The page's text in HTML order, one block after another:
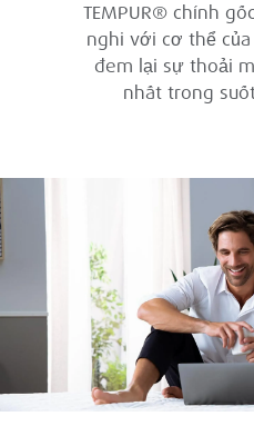
TEMPUR® chính
nghi với cơ thể
đem lại sự thoải
nhất trong